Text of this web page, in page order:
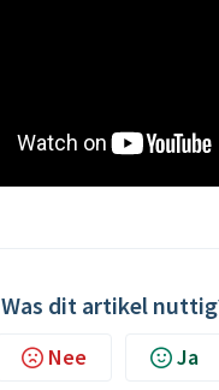
Was dit artikel
Nee Ja